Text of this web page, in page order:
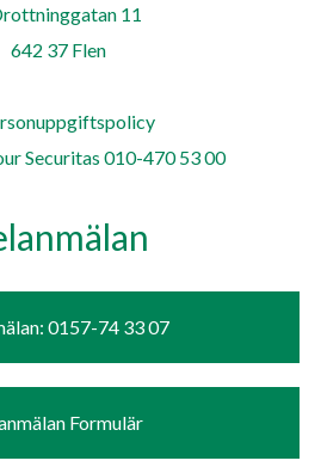
11
642 37 Flen
Securitas 010-470 53 00
0157-74 33 07
Formulär